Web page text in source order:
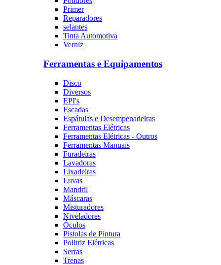
Primer
Reparadores
selantes
Tinta Automotiva
Verniz
Ferramentas e Equipamentos
Disco
Diversos
EPI's
Escadas
Espátulas e Desempenadeiras
Ferramentas Elétricas
Ferramentas Elétricas - Outros
Ferramentas Manuais
Furadeiras
Lavadoras
Lixadeiras
Luvas
Mandril
Máscaras
Misturadores
Niveladores
Óculos
Pistolas de Pintura
Politriz Elétricas
Serras
Trenas